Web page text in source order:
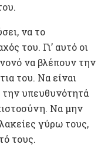
να το
του. Γι’ αυτό οι
να βλέπουν την
του. Να είναι
την υπευθυνότητά
Να μην
γύρω τους,
τους.